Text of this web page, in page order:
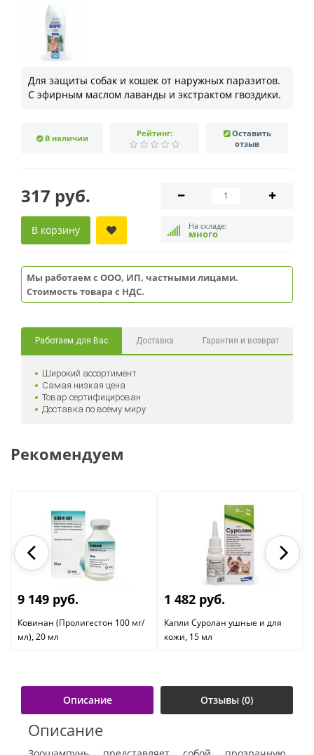
Для защиты собак и кошек от наружных паразитов.
С эфирным маслом лаванды и экстрактом гвоздики.
В наличии Рейтинг:
Оставить
отзыв
317 руб.
На складе:
много
В корзину
Мы работаем с ООО, ИП, частными лицами.
Стоимость товара с НДС.
Работаем для Вас Доставка Гарантия и возврат
Широкий ассортимент
Самая низкая цена
Товар сертифицирован
Доставка по всему миру
Рекомендуем
9 149 руб.
Ковинан (Пролигестон 100 мг/
мл), 20 мл
1 482 руб.
Капли Суролан ушные и для
кожи, 15 мл
Описание Отзывы (0)
Описание